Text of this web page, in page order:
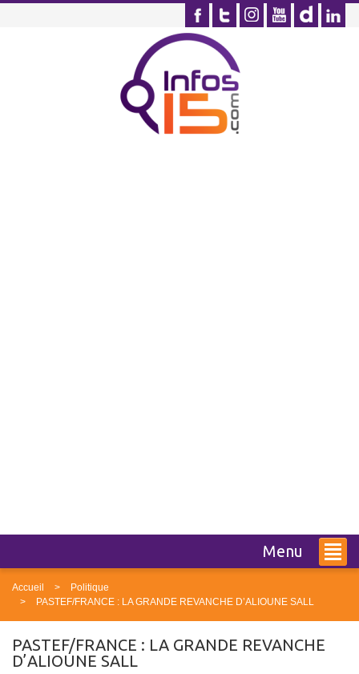
Menu
Accueil
Politique
PASTEF/FRANCE : LA GRANDE REVANCHE D’ALIOUNE SALL
PASTEF/FRANCE : LA GRANDE REVANCHE
D’ALIOUNE SALL